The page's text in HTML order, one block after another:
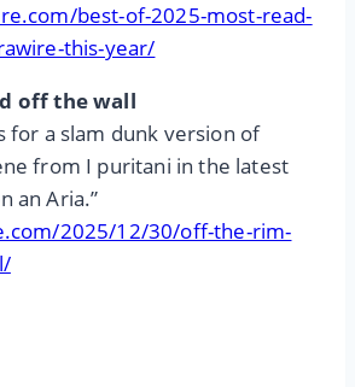
best-of-2025-most-read-
this-year/
off the wall
for a slam dunk version of
from I puritani in the latest
an Aria.”
2025/12/30/off-the-rim-